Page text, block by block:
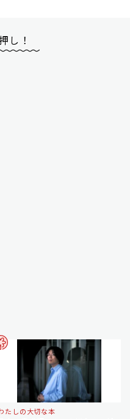
し！
たしの大切な本